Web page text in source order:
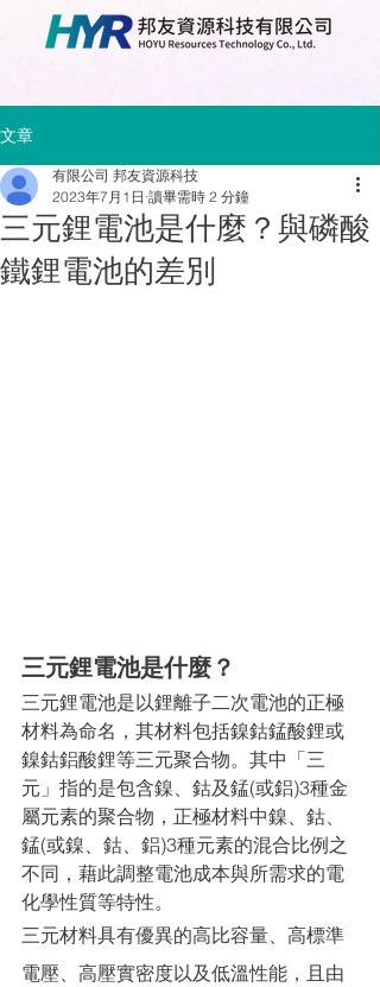
文章
三元鋰電池是什麼？與磷酸
鐵鋰電池的差別
有限公司 邦友資源科技
2023年7月1日 讀畢需時 2 分鐘
三元鋰電池是什麼？
三元鋰電池是以鋰離子二次電池的正極
材料為命名，其材料包括鎳鈷錳酸鋰或
鎳鈷鋁酸鋰等三元聚合物。其中「三
元」指的是包含鎳、鈷及錳(或鋁)3種金
屬元素的聚合物，正極材料中鎳、鈷、
錳(或鎳、鈷、鋁)3種元素的混合比例之
不同，藉此調整電池成本與所需求的電
化學性質等特性。
三元材料具有優異的高比容量、高標準
電壓、高壓實密度以及低溫性能，且由